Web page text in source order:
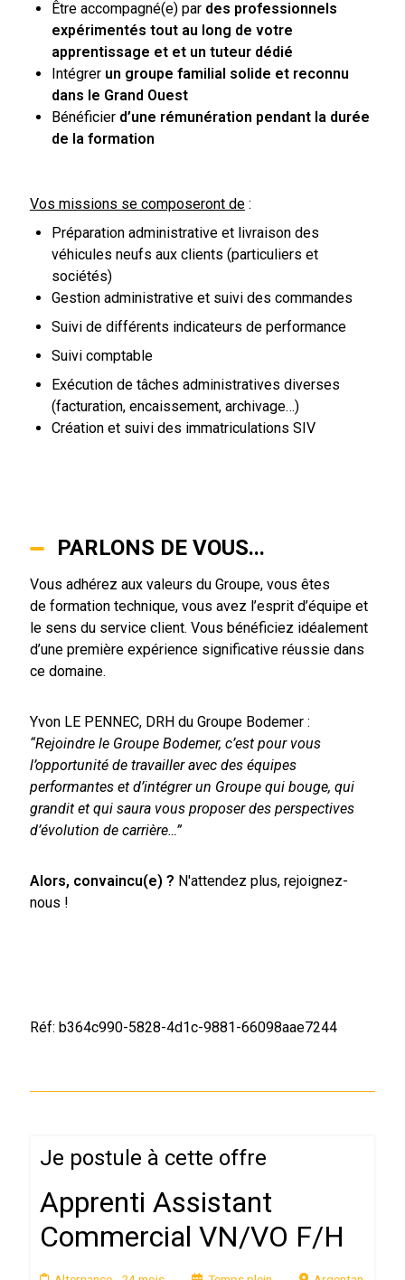
Être accompagné(e) par des professionnels
expérimentés tout au long de votre
apprentissage et et un tuteur dédié
Intégrer un groupe familial solide et reconnu
dans le Grand Ouest
Bénéficier d’une rémunération pendant la durée
de la formation
Vos missions se composeront de:
Préparation administrative et livraison des
véhicules neufs aux clients (particuliers et
sociétés)
Gestion administrative et suivi des commandes
Suivi de différents indicateurs de performance
Suivi comptable
Exécution de tâches administratives diverses
(facturation, encaissement, archivage…)
Création et suivi des immatriculations SIV
PARLONS DE VOUS...
Vous adhérez aux valeurs du Groupe, vous êtes
de formation technique, vous avez l’esprit d’équipe et
le sens du service client. Vous bénéficiez idéalement
d’une première expérience significative réussie dans
ce domaine.
Yvon LE PENNEC, DRH du Groupe Bodemer :
“Rejoindre le Groupe Bodemer, c’est pour vous
l’opportunité de travailler avec des équipes
performantes et d’intégrer un Groupe qui bouge, qui
grandit et qui saura vous proposer des perspectives
d’évolution de carrière…”
Alors, convaincu(e) ? N'attendez plus, rejoignez-
nous !
Réf: b364c990-5828-4d1c-9881-66098aae7244
Je postule à cette offre
Apprenti Assistant
Commercial VN/VO F/H